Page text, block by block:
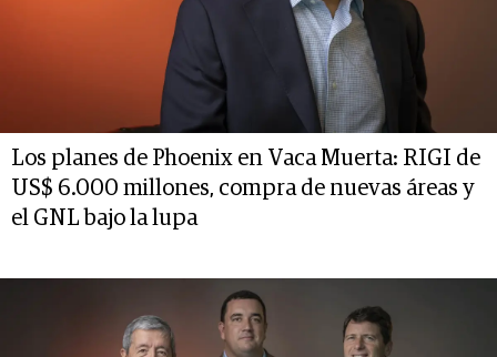
Los planes de Phoenix en Vaca Muerta: RIGI de
US$ 6.000 millones, compra de nuevas áreas y
el GNL bajo la lupa